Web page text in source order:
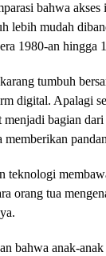
bahwa akses
lebih mudah
1980-an hingga
tumbuh
digital. Apalagi
menjadi bagian
teknologi
orang tua
bahwa anak-